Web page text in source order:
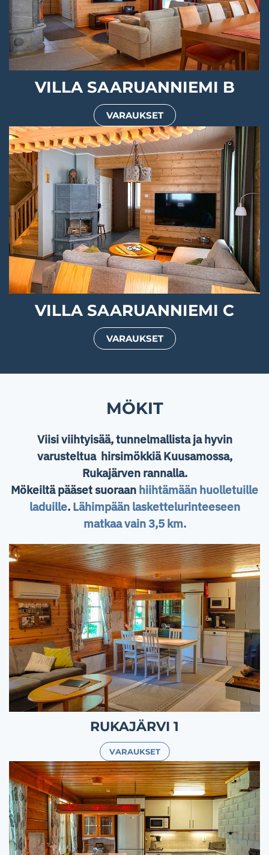
VILLA SAARUANNIEMI B
VARAUKSET
VILLA SAARUANNIEMI C
VARAUKSET
MÖKIT
Viisi viihtyisää, tunnelmallista ja hyvin
varusteltua hirsimökkiä Kuusamossa,
Rukajärven rannalla.
Mökeiltä pääset suoraan hiihtämään huolletuille
laduille. Lähimpään laskettelurinteeseen
matkaa vain 3,5 km.
RUKAJÄRVI 1
VARAUKSET